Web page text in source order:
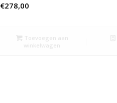
€278,00
Toevoegen aan
winkelwagen